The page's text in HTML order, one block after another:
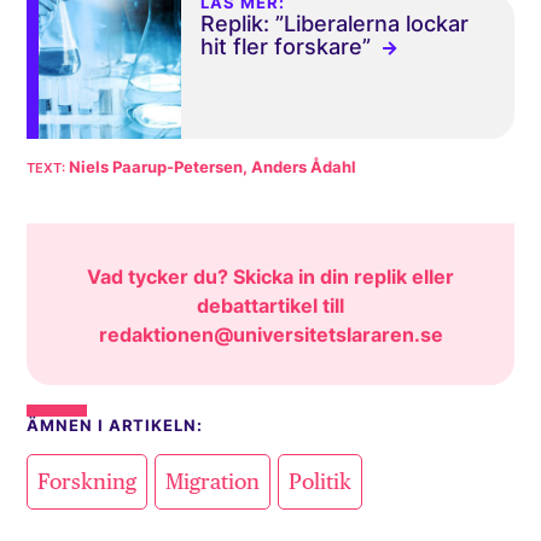
Replik: ”Liberalerna lockar
hit fler forskare”
Niels Paarup-Petersen, Anders Ådahl
Vad tycker du? Skicka in din replik eller
debattartikel till
redaktionen@universitetslararen.se
ÄMNEN I ARTIKELN:
Forskning Migration Politik